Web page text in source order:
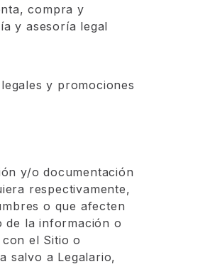
compra y
y asesoría legal
y promociones
y/o documentación
respectivamente,
o que afecten
de la información o
el Sitio o
salvo a Legalario,